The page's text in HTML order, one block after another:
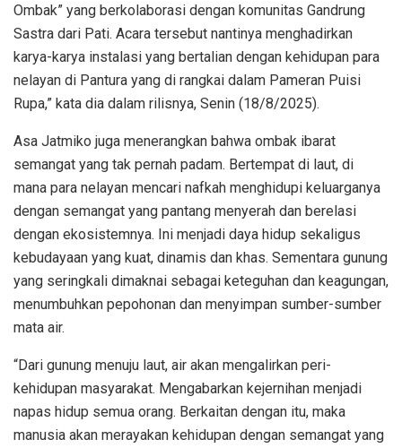
Ombak” yang berkolaborasi dengan komunitas Gandrung
Sastra dari Pati. Acara tersebut nantinya menghadirkan
karya-karya instalasi yang bertalian dengan kehidupan para
nelayan di Pantura yang di rangkai dalam Pameran Puisi
Rupa,” kata dia dalam rilisnya, Senin (18/8/2025).
Asa Jatmiko juga menerangkan bahwa ombak ibarat
semangat yang tak pernah padam. Bertempat di laut, di
mana para nelayan mencari nafkah menghidupi keluarganya
dengan semangat yang pantang menyerah dan berelasi
dengan ekosistemnya. Ini menjadi daya hidup sekaligus
kebudayaan yang kuat, dinamis dan khas. Sementara gunung
yang seringkali dimaknai sebagai keteguhan dan keagungan,
menumbuhkan pepohonan dan menyimpan sumber-sumber
mata air.
“Dari gunung menuju laut, air akan mengalirkan peri-
kehidupan masyarakat. Mengabarkan kejernihan menjadi
napas hidup semua orang. Berkaitan dengan itu, maka
manusia akan merayakan kehidupan dengan semangat yang